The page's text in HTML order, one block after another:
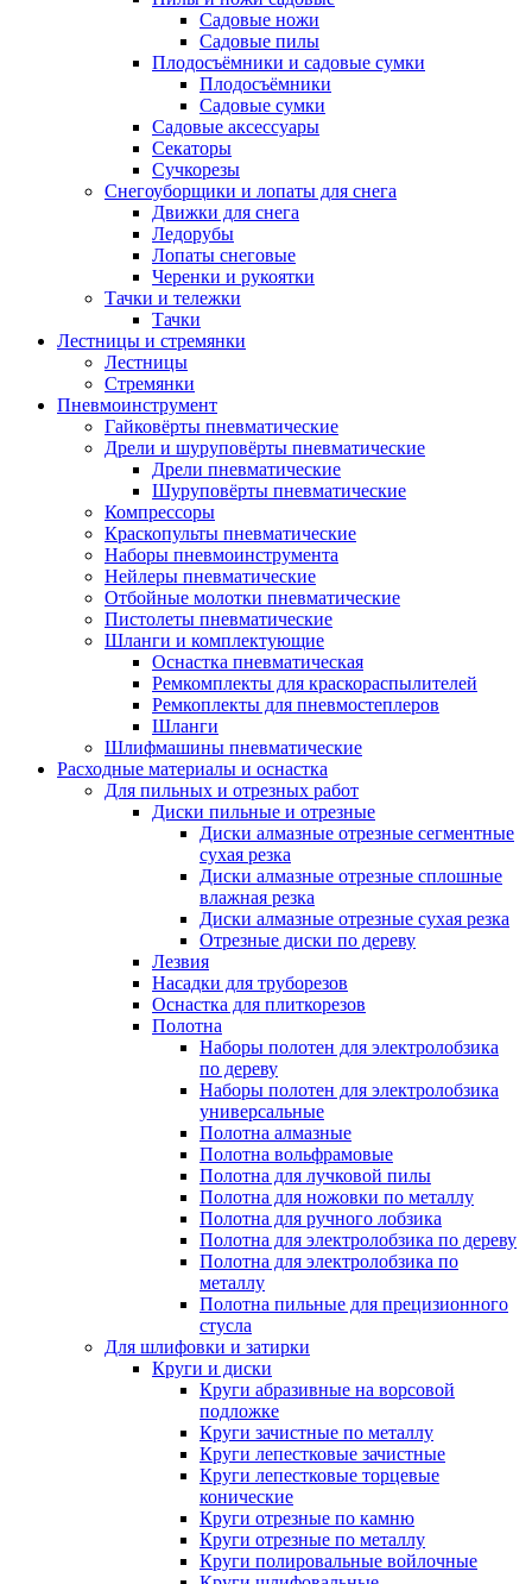
Садовые ножи
Садовые пилы
Плодосъёмники и садовые сумки
Плодосъёмники
Садовые сумки
Садовые аксессуары
Секаторы
Сучкорезы
Снегоуборщики и лопаты для снега
Движки для снега
Ледорубы
Лопаты снеговые
Черенки и рукоятки
Тачки и тележки
Тачки
Лестницы и стремянки
Лестницы
Стремянки
Пневмоинструмент
Гайковёрты пневматические
Дрели и шуруповёрты пневматические
Дрели пневматические
Шуруповёрты пневматические
Компрессоры
Краскопульты пневматические
Наборы пневмоинструмента
Нейлеры пневматические
Отбойные молотки пневматические
Пистолеты пневматические
Шланги и комплектующие
Оснастка пневматическая
Ремкомплекты для краскораспылителей
Ремкоплекты для пневмостеплеров
Шланги
Шлифмашины пневматические
Расходные материалы и оснастка
Для пильных и отрезных работ
Диски пильные и отрезные
Диски алмазные отрезные сегментные
сухая резка
Диски алмазные отрезные сплошные
влажная резка
Диски алмазные отрезные сухая резка
Отрезные диски по дереву
Лезвия
Насадки для труборезов
Оснастка для плиткорезов
Полотна
Наборы полотен для электролобзика
по дереву
Наборы полотен для электролобзика
универсальные
Полотна алмазные
Полотна вольфрамовые
Полотна для лучковой пилы
Полотна для ножовки по металлу
Полотна для ручного лобзика
Полотна для электролобзика по дереву
Полотна для электролобзика по
металлу
Полотна пильные для прецизионного
стусла
Для шлифовки и затирки
Круги и диски
Круги абразивные на ворсовой
подложке
Круги зачистные по металлу
Круги лепестковые зачистные
Круги лепестковые торцевые
конические
Круги отрезные по камню
Круги отрезные по металлу
Круги полировальные войлочные